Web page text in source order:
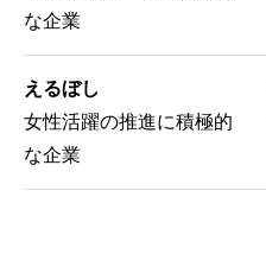
な企業
えるぼし
女性活躍の推進に積極的
な企業